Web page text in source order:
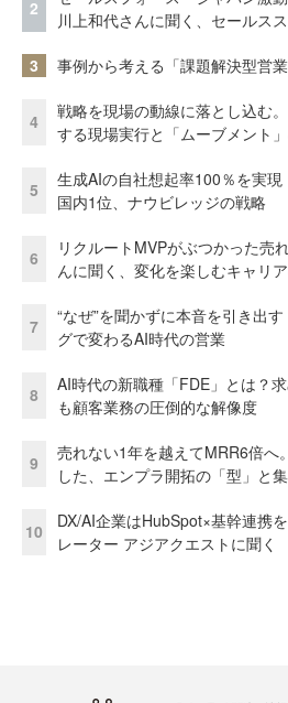
2
川上和代さんに聞く、セールス
3 事例から考える「課題解決型営
4
戦略を現場の動線に落とし込む
する現場実行と「ムーブメント
5
生成AIの自社想起率100％を実
国内1位、ナウビレッジの戦略
6
リクルートMVPがぶつかった売
んに聞く、変化を楽しむキャリ
7
“なぜ”を聞かずに本音を引き出
グで変わるAI時代の営業
8
AI時代の新職種「FDE」とは？
も顧客業務の圧倒的な解像度
9
売れない1年を越えてMRR6倍へ
した、エンプラ開拓の「型」と
10
DX/AI企業はHubSpot×基幹連携
レーター アジアクエストに聞く